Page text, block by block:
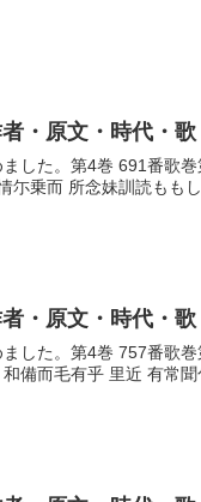
・原文・時代・歌
した。第4巻 691番歌
尓乗而 所念妹訓読もも
・原文・時代・歌
した。第4巻 757番歌
備而毛有乎 里近 有常